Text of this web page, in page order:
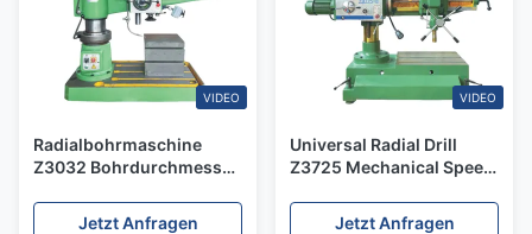
VIDEO
Radialbohrmaschine
Z3032 Bohrdurchmesser
Radialbohrmaschine für
Jetzt Anfragen
VIDEO
Universal Radial Drill
Z3725 Mechanical Speed
Drilling Machine
Jetzt Anfragen